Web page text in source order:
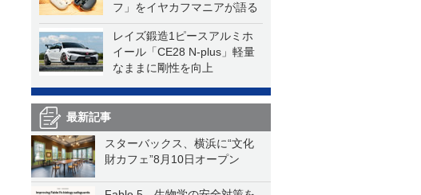
フ」をイヤカフマニアが語る
レイズ鍛造1ピースアルミホ
イール「CE28 N-plus」軽量
なままに剛性を向上
最新記事
スターバックス、横浜に“文化
財カフェ”8月10日オープン